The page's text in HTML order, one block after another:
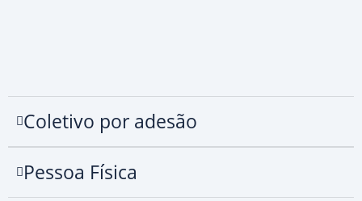
Coletivo por adesão
Pessoa Física